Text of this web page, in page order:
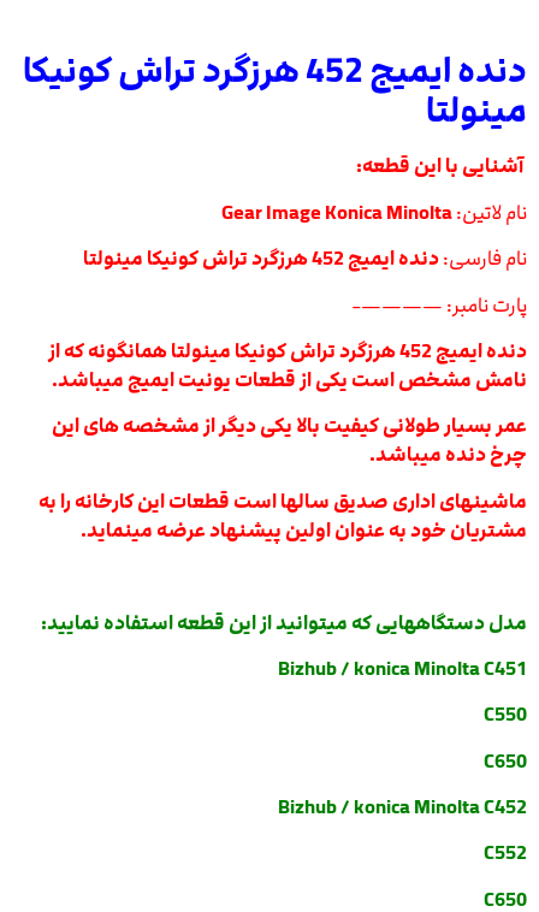
دنده ایمیج 452 هرزگرد تراش کونیکا
مینولتا
آشنایی با این قطعه:
نام لاتین:
نام فارسی:دنده ایمیج 452 هرزگرد تراش کونیکا مینولتا
پارت نامبر: ————-
دنده ایمیج 452 هرزگرد تراش کونیکا مینولتا همانگونه که از
نامش مشخص است یکی از قطعات یونیت ایمیج میباشد.
عمر بسیار طولانی کیفیت بالا یکی دیگر از مشخصه های این
چرخ دنده میباشد.
ماشینهای اداری صدیق سالها است قطعات این کارخانه را به
مشتریان خود به عنوان اولین پیشنهاد عرضه مینماید.
مدل دستگاههایی که میتوانید از این قطعه استفاده نمایید:
Bizhub / konica MinoltaC451
C550
C650
Bizhub / konica Minolta C452
C552
C650